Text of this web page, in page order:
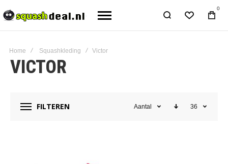
0
Home Squashkleding Victor
VICTOR
FILTEREN Aantal 36